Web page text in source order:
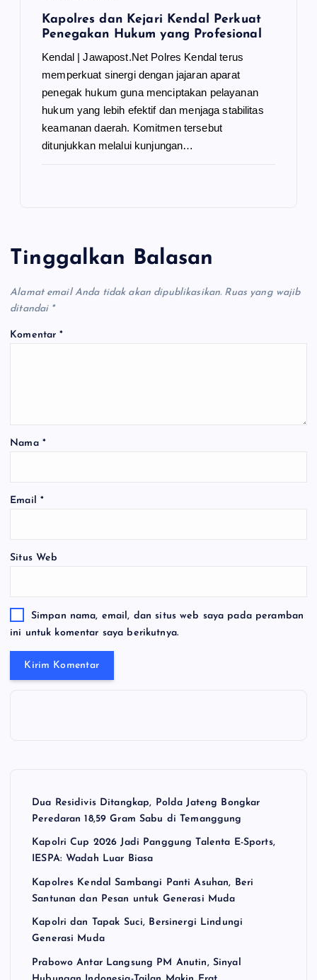
Kapolres dan Kejari Kendal Perkuat
Penegakan Hukum yang Profesional
Kendal | Jawapost.Net Polres Kendal terus
memperkuat sinergi dengan jajaran aparat
penegak hukum guna menciptakan pelayanan
hukum yang lebih efektif dan menjaga stabilitas
keamanan daerah. Komitmen tersebut
ditunjukkan melalui kunjungan…
Tinggalkan Balasan
Alamat email Anda tidak akan dipublikasikan. Ruas yang wajib
ditandai *
Komentar*
Nama *
Email *
Situs Web
Simpan nama, email, dan situs web saya pada peramban
ini untuk komentar saya berikutnya.
Dua Residivis Ditangkap, Polda Jateng Bongkar
Peredaran 18,59 Gram Sabu di Temanggung
Kapolri Cup 2026 Jadi Panggung Talenta E-Sports,
IESPA: Wadah Luar Biasa
Kapolres Kendal Sambangi Panti Asuhan, Beri
Santunan dan Pesan untuk Generasi Muda
Kapolri dan Tapak Suci, Bersinergi Lindungi
Generasi Muda
Prabowo Antar Langsung PM Anutin, Sinyal